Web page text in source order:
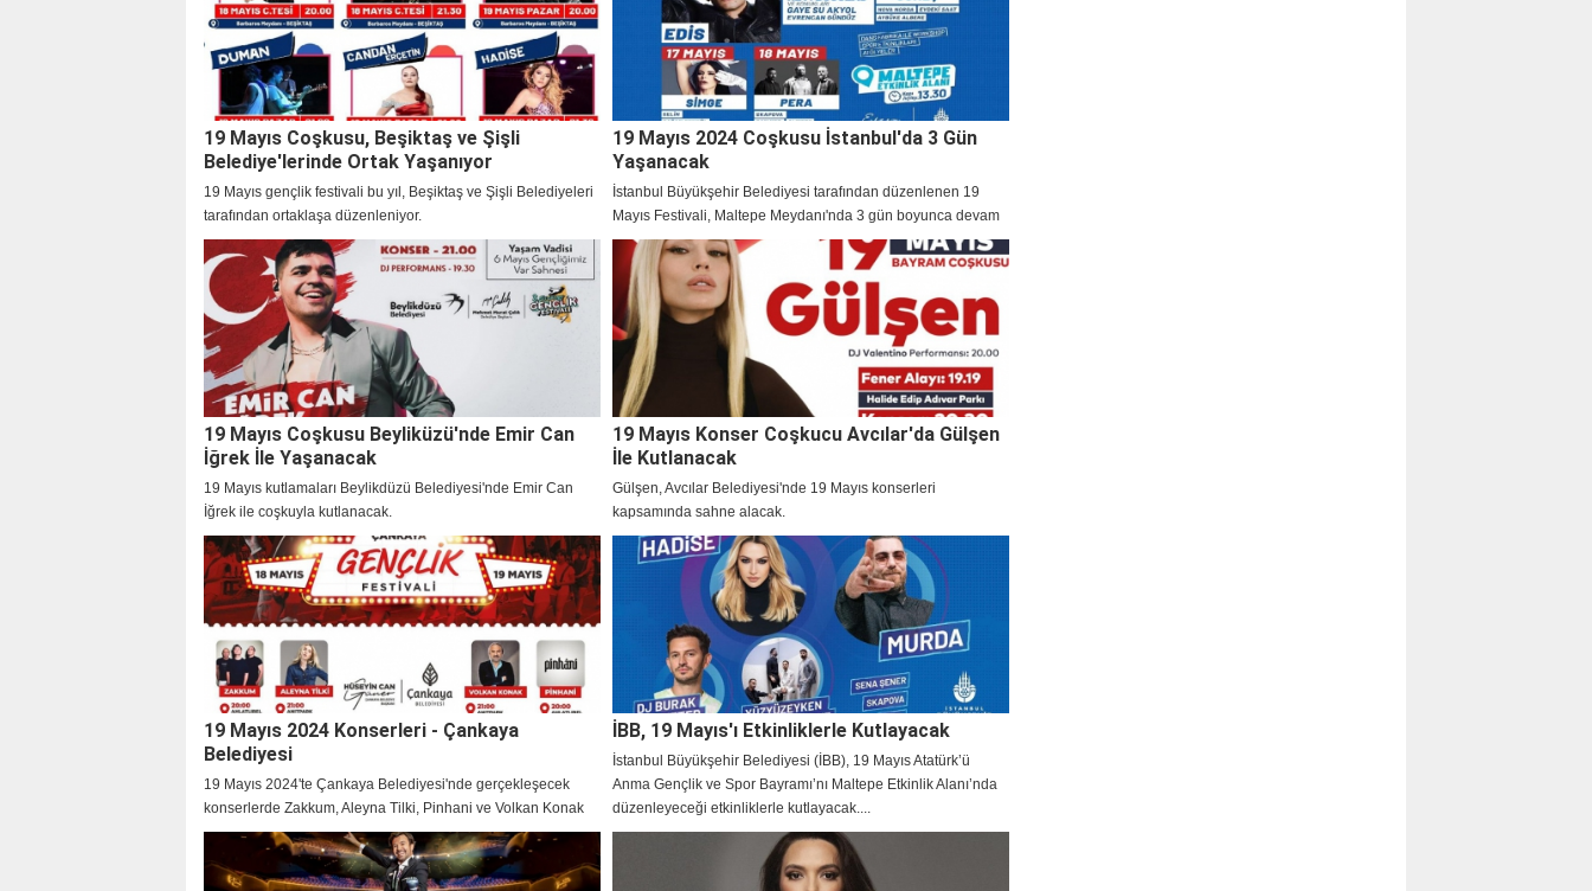
19 Mayıs Coşkusu, Beşiktaş ve Şişli
Belediye'lerinde Ortak Yaşanıyor
19 Mayıs gençlik festivali bu yıl, Beşiktaş ve Şişli Belediyeleri
tarafından ortaklaşa düzenleniyor.
19 Mayıs 2024 Coşkusu İstanbul'da 3 Gün
Yaşanacak
İstanbul Büyükşehir Belediyesi tarafından düzenlenen 19
Mayıs Festivali, Maltepe Meydanı'nda 3 gün boyunca devam
edecek.
19 Mayıs Coşkusu Beyliküzü'nde Emir Can
İğrek İle Yaşanacak
19 Mayıs kutlamaları Beylikdüzü Belediyesi'nde Emir Can
İğrek ile coşkuyla kutlanacak.
19 Mayıs Konser Coşkucu Avcılar'da Gülşen
İle Kutlanacak
Gülşen, Avcılar Belediyesi'nde 19 Mayıs konserleri
kapsamında sahne alacak.
19 Mayıs 2024 Konserleri - Çankaya
Belediyesi
19 Mayıs 2024'te Çankaya Belediyesi'nde gerçekleşecek
konserlerde Zakkum, Aleyna Tilki, Pinhani ve Volkan Konak
sahne alacak.
İBB, 19 Mayıs'ı Etkinliklerle Kutlayacak
İstanbul Büyükşehir Belediyesi (İBB), 19 Mayıs Atatürk’ü
Anma Gençlik ve Spor Bayramı’nı Maltepe Etkinlik Alanı’nda
düzenleyeceği etkinliklerle kutlayacak....